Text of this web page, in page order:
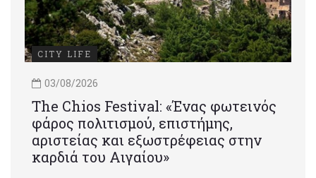
CITY LIFE
03/08/2026
Τhe Chios Festival: «Ένας φωτεινός
φάρος πολιτισμού, επιστήμης,
αριστείας και εξωστρέφειας στην
καρδιά του Αιγαίου»